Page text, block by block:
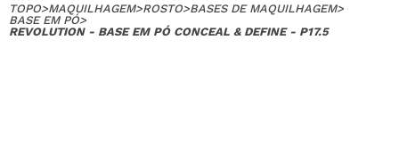
TOPO>MAQUILHAGEM>ROSTO>BASES DE MAQUILHAGEM>
BASE EM PÓ>
REVOLUTION - BASE EM PÓ CONCEAL & DEFINE - P17.5